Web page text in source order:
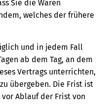
Sie die Waren
welches der frühere
und in jedem Fall
ab dem Tag, an dem
Vertrags unterrichten,
übergeben. Die Frist ist
Ablauf der Frist von